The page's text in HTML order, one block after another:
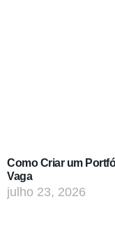
Como Criar um
Vaga
julho 23, 2026